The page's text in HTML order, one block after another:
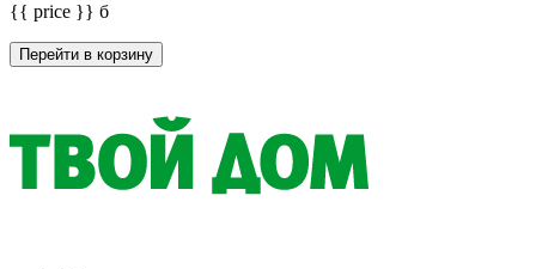
{{ price }} б
Перейти в корзину